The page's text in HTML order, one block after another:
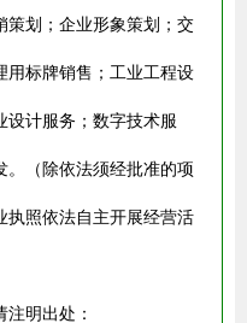
策划；企业形象策划；交
用标牌销售；工业工程设
设计服务；数字技术服
。（除依法须经批准的项
执照依法自主开展经营活
明出处：